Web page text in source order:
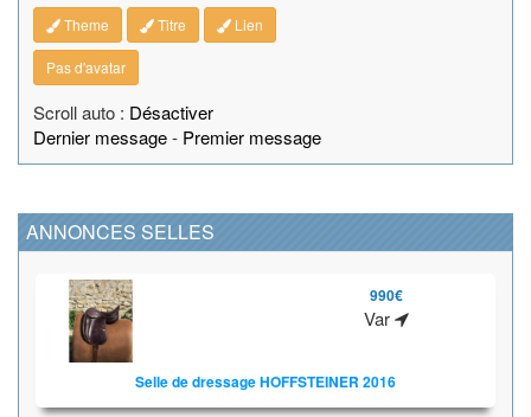
Theme Titre Lien
Pas d'avatar
Scroll auto : Désactiver
Dernier message- Premier message
ANNONCES SELLES
990€
Var
Selle de dressage HOFFSTEINER 2016